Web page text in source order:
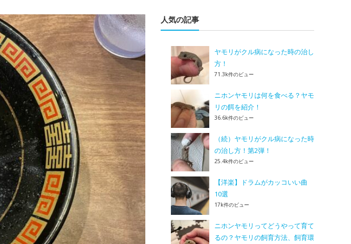
人気の記事
ヤモリがクル病になった時の治し
方！
71.3k件のビュー
ニホンヤモリは何を食べる？ヤモ
リの餌を紹介！
36.6k件のビュー
（続）ヤモリがクル病になった時
の治し方！第2弾！
25.4k件のビュー
【洋楽】ドラムがカッコいい曲
10選
17k件のビュー
ニホンヤモリってどうやって育て
るの？ヤモリの飼育方法、飼育環